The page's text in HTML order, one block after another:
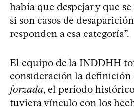
había que despejar y que
si son casos de
responden a esa categoría”.
El equipo de la INDDHH
consideración la definición
forzada, el período
tuviera vínculo con los